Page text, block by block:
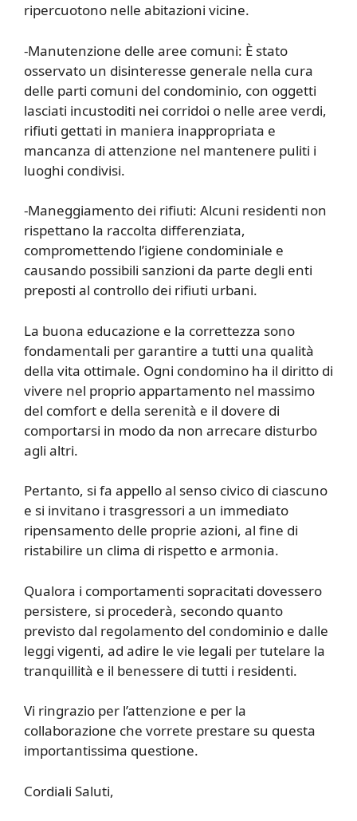
ripercuotono nelle abitazioni vicine.
-Manutenzione delle aree comuni: È stato
osservato un disinteresse generale nella cura
delle parti comuni del condominio, con oggetti
lasciati incustoditi nei corridoi o nelle aree verdi,
rifiuti gettati in maniera inappropriata e
mancanza di attenzione nel mantenere puliti i
luoghi condivisi.
-Maneggiamento dei rifiuti: Alcuni residenti non
rispettano la raccolta differenziata,
compromettendo l’igiene condominiale e
causando possibili sanzioni da parte degli enti
preposti al controllo dei rifiuti urbani.
La buona educazione e la correttezza sono
fondamentali per garantire a tutti una qualità
della vita ottimale. Ogni condomino ha il diritto di
vivere nel proprio appartamento nel massimo
del comfort e della serenità e il dovere di
comportarsi in modo da non arrecare disturbo
agli altri.
Pertanto, si fa appello al senso civico di ciascuno
e si invitano i trasgressori a un immediato
ripensamento delle proprie azioni, al fine di
ristabilire un clima di rispetto e armonia.
Qualora i comportamenti sopracitati dovessero
persistere, si procederà, secondo quanto
previsto dal regolamento del condominio e dalle
leggi vigenti, ad adire le vie legali per tutelare la
tranquillità e il benessere di tutti i residenti.
Vi ringrazio per l’attenzione e per la
collaborazione che vorrete prestare su questa
importantissima questione.
Cordiali Saluti,